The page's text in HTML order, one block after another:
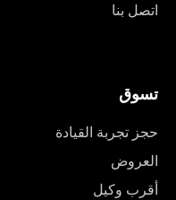
اتصل بنا
تسوق
حجز تجربة القيادة
العروض
أقرب وكيل